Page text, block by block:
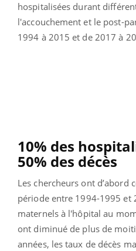
hospitalisées durant
l'accouchement et le post-
1994 à 2015 et de 2017 à
10% des
50% des décès
Les chercheurs ont d’abord
période entre 1994-1995 et
maternels à l'hôpital au
ont diminué de plus de
années, les taux de décès